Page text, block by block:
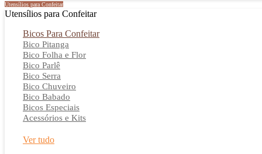
Utensílios para Confeitar
Utensílios para Confeitar
Bicos Para Confeitar
Bico Pitanga
Bico Folha e Flor
Bico Parlê
Bico Serra
Bico Chuveiro
Bico Babado
Bicos Especiais
Acessórios e Kits
Ver tudo